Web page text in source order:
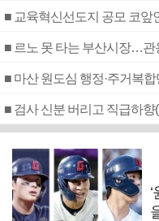
■ 교육혁신선도지 공모 코앞
■ 르노 못 타는 부산시장…관
■ 마산 원도심 행정·주거복